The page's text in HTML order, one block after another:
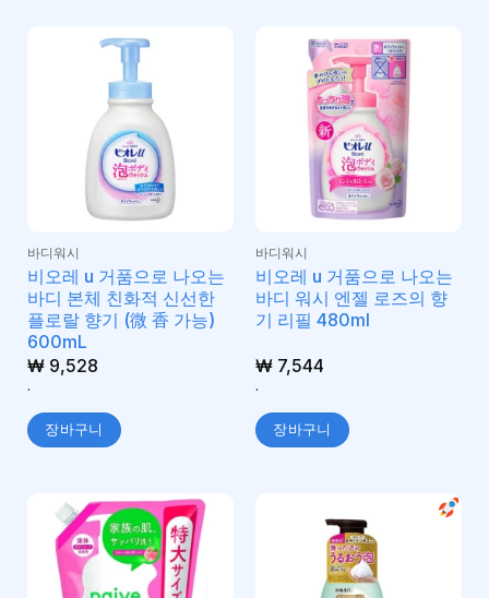
바디워시
비오레 u 거품으로 나오는
바디 본체 친화적 신선한
플로랄 향기 (微 香 가능)
600mL
₩9,528
.
장바구니
바디워시
비오레 u 거품으로 나오는
바디 워시 엔젤 로즈의 향
기 리필 480ml
₩7,544
.
장바구니